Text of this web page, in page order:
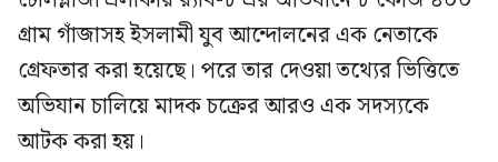
গ্রাম গাঁজাসহ ইসলামী যুব আন্দোলনের এক নেতাকে
গ্রেফতার করা হয়েছে। পরে তার দেওয়া তথ্যের ভিত্তিতে
অভিযান চালিয়ে মাদক চক্রের আরও এক সদস্যকে
আটক করা হয়।